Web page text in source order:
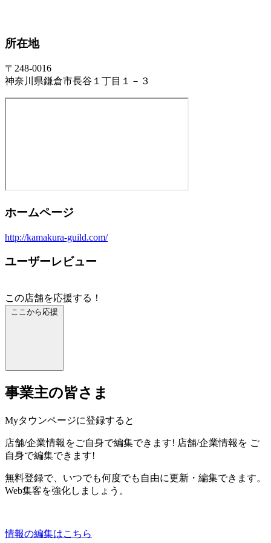
所在地
〒248-0016
神奈川県鎌倉市長谷１丁目１－３
ホームページ
http://kamakura-guild.com/
ユーザーレビュー
この店舗を応援する！
ここから応援
事業主の皆さま
Myタウンページに登録すると
店舗/企業情報をご自身で編集できます! 店舗/企業情報を ご
自身で編集できます!
無料登録で、いつでも何度でも自由に更新・編集できます。
Web集客を強化しましょう。
情報の編集はこちら